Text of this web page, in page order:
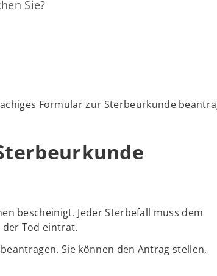
Formular zur Sterbeurkunde
bescheinigt. Jeder Sterbefall muss dem
Tod eintrat.
Sie können den Antrag stellen,